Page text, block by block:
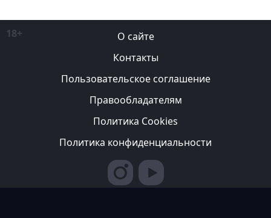
18+
О сайте
Контакты
Пользовательское соглашение
Правообладателям
Политика Cookies
Политика конфиденциальности